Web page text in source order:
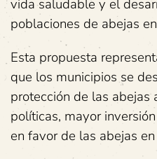
vida saludable y el
poblaciones de abejas
Esta propuesta
que los municipios se
protección de las abejas
políticas, mayor
en favor de las abejas